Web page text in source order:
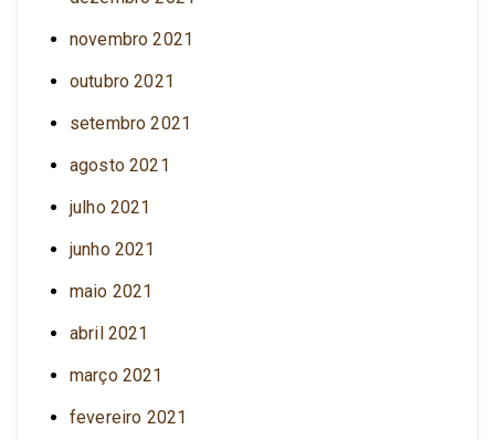
novembro 2021
outubro 2021
setembro 2021
agosto 2021
julho 2021
junho 2021
maio 2021
abril 2021
março 2021
fevereiro 2021